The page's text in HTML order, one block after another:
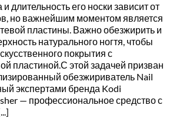
длительность его носки зависит от
но важнейшим моментом является
пластины. Важно обезжирить и
натурального ногтя, чтобы
покрытия с
пластиной.С этой задачей призван
обезжириватель Nail
экспертами бренда Kodi
— профессиональное средство с